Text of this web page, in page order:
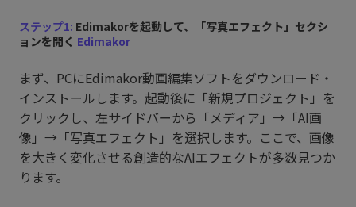
ステップ1: Edimakorを起動して、「写真エフェクト」セクシ
ョンを開く Edimakor
まず、PCにEdimakor動画編集ソフトをダウンロード・
インストールします。起動後に「新規プロジェクト」を
クリックし、左サイドバーから「メディア」→「AI画
像」→「写真エフェクト」を選択します。ここで、画像
を大きく変化させる創造的なAIエフェクトが多数見つか
ります。